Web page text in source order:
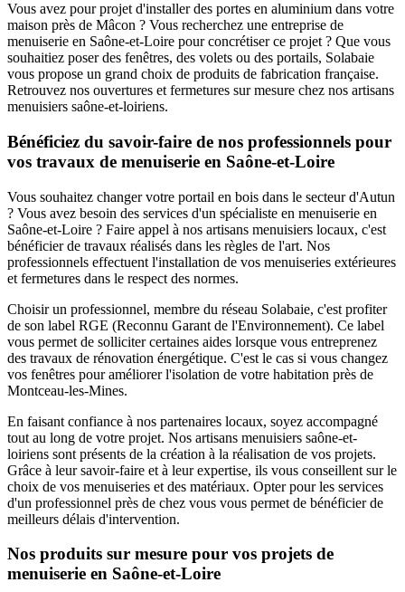
Vous avez pour projet d'installer des portes en aluminium dans votre
maison près de Mâcon ? Vous recherchez une entreprise de
menuiserie en Saône-et-Loire pour concrétiser ce projet ? Que vous
souhaitiez poser des fenêtres, des volets ou des portails, Solabaie
vous propose un grand choix de produits de fabrication française.
Retrouvez nos ouvertures et fermetures sur mesure chez nos artisans
menuisiers saône-et-loiriens.
Bénéficiez du savoir-faire de nos professionnels pour
vos travaux de menuiserie en Saône-et-Loire
Vous souhaitez changer votre portail en bois dans le secteur d'Autun
? Vous avez besoin des services d'un spécialiste en menuiserie en
Saône-et-Loire ? Faire appel à nos artisans menuisiers locaux, c'est
bénéficier de travaux réalisés dans les règles de l'art. Nos
professionnels effectuent l'installation de vos menuiseries extérieures
et fermetures dans le respect des normes.
Choisir un professionnel, membre du réseau Solabaie, c'est profiter
de son label RGE (Reconnu Garant de l'Environnement). Ce label
vous permet de solliciter certaines aides lorsque vous entreprenez
des travaux de rénovation énergétique. C'est le cas si vous changez
vos fenêtres pour améliorer l'isolation de votre habitation près de
Montceau-les-Mines.
En faisant confiance à nos partenaires locaux, soyez accompagné
tout au long de votre projet. Nos artisans menuisiers saône-et-
loiriens sont présents de la création à la réalisation de vos projets.
Grâce à leur savoir-faire et à leur expertise, ils vous conseillent sur le
choix de vos menuiseries et des matériaux. Opter pour les services
d'un professionnel près de chez vous vous permet de bénéficier de
meilleurs délais d'intervention.
Nos produits sur mesure pour vos projets de
menuiserie en Saône-et-Loire